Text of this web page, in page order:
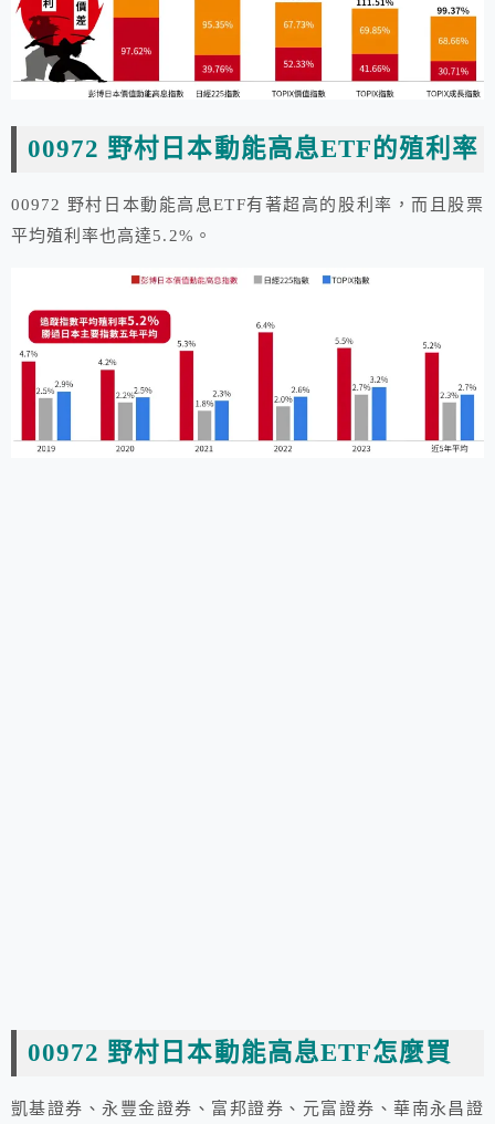
00972 野村日本動能高息ETF的殖利率
00972 野村日本動能高息ETF有著超高的股利率，而且股票
平均殖利率也高達5.2%。
00972 野村日本動能高息ETF怎麼買
凱基證券、永豐金證券、富邦證券、元富證券、華南永昌證